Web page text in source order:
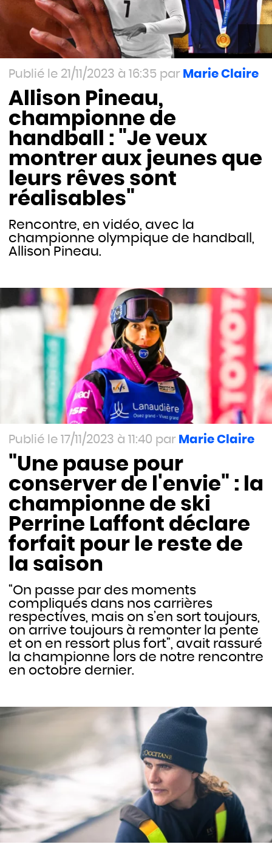
21/11/2023 à 16:35 Marie Claire
Allison Pineau,
championne de
handball : "Je veux
montrer aux jeunes que
leurs rêves sont
réalisables"
Rencontre, en vidéo, avec la
championne olympique de handball,
Allison Pineau.
17/11/2023 à 11:40 Marie Claire
"Une pause pour
conserver de l'envie" : la
championne de ski
Perrine Laffont déclare
forfait pour le reste de
la saison
“On passe par des moments
compliqués dans nos carrières
respectives, mais on s’en sort toujours,
on arrive toujours à remonter la pente
et on en ressort plus fort”, avait rassuré
la championne lors de notre rencontre
en octobre dernier.